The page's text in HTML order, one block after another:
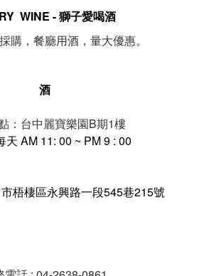
WINE - 獅子愛喝酒
購，餐廳用酒，量大優惠。
酒
：台中麗寶樂園B期1樓
天 AM 11: 00 ~ PM 9 : 00
梧棲區永興路一段545巷215號